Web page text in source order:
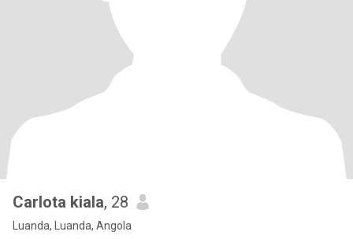
Carlota kiala, 28
Luanda, Luanda, Angola